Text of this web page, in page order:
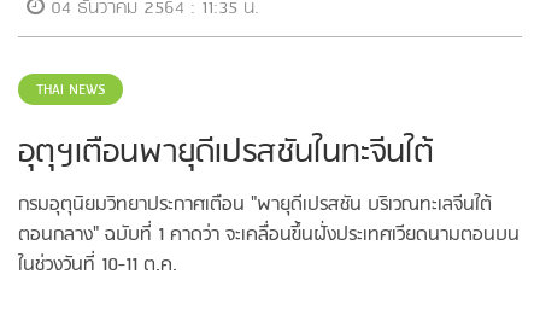
04 ธันวาคม 2564 : 11:35 น.
THAI NEWS
อุตุฯเตือนพายุดีเปรสชันในทะจีนใต้
กรมอุตุนิยมวิทยาประกาศเตือน "พายุดีเปรสชัน บริเวณทะเลจีนใต้
ตอนกลาง" ฉบับที่ 1 คาดว่า จะเคลื่อนขึ้นฝั่งประเทศเวียดนามตอนบน
ในช่วงวันที่ 10-11 ต.ค.